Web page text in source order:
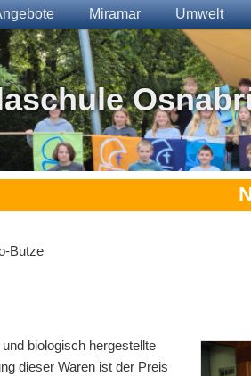
Miramar Umwelt
Butze
biologisch hergestellte
dieser Waren ist der Preis